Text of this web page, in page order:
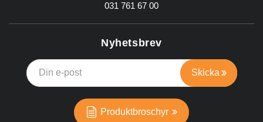
031 761 67 00
Nyhetsbrev
Produktbroschyr